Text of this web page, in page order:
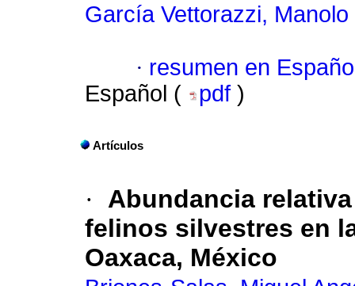
García Vettorazzi, Manolo
· resumen en
Español (
pdf )
Artículos
·
Abundancia
felinos silvestres en
Oaxaca, México